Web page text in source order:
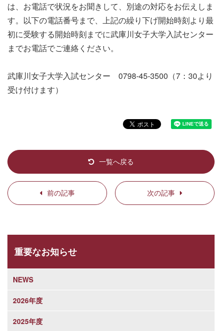
は、お電話で状況をお聞きして、別途の対応をお伝えしま
す。以下の電話番号まで、上記の繰り下げ開始時刻より最
初に受験する開始時刻までに武庫川女子大学入試センター
までお電話でご連絡ください。
武庫川女子大学入試センター 0798-45-3500（7：30より
受け付けます）
前の記事
一覧へ戻る
次の記事
重要なお知らせ
NEWS
2026年度
2025年度